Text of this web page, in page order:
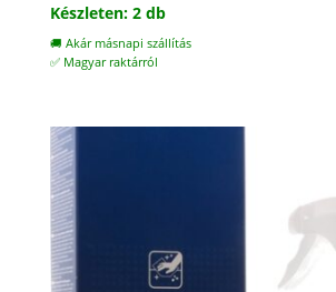
Készleten: 2 db
🚚 Akár másnapi szállítás
✅ Magyar raktárról